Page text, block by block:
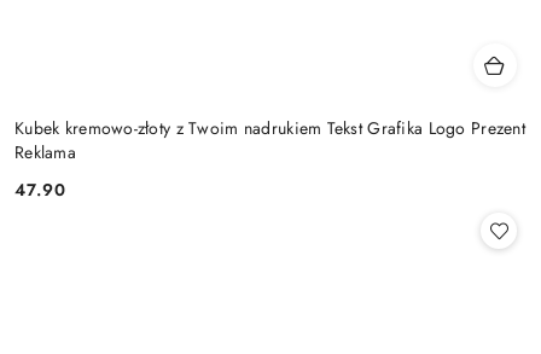
Kubek kremowo-złoty z Twoim nadrukiem Tekst Grafika Logo Prezent
Reklama
Cena:
47.90